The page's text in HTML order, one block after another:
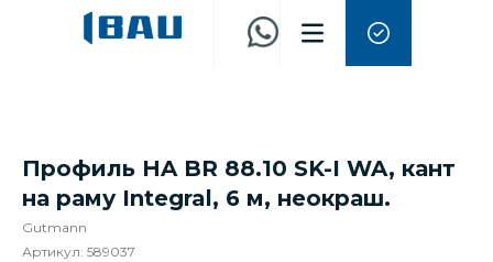
Профиль HA BR 88.10 SK-I WA, кант
на раму Integral, 6 м, неокраш.
Gutmann
Артикул: 589037